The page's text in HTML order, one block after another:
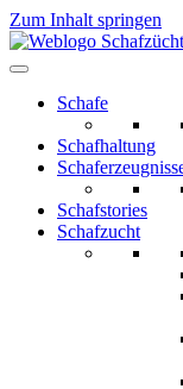
Zum Inhalt springen
Schafe
Schafhaltung
Schafstories
Schafzucht